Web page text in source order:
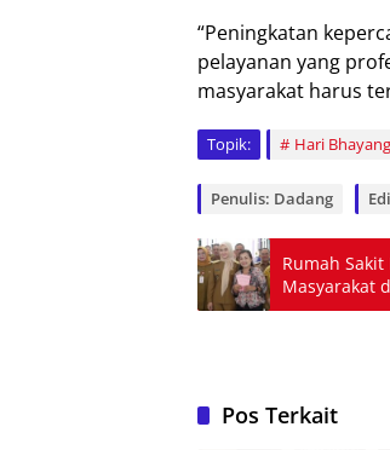
“Peningkatan
pelayanan yang
masyarakat harus
Topik: Hari
Penulis: Dadang
Rumah
Masyarakat
Pos Terkait